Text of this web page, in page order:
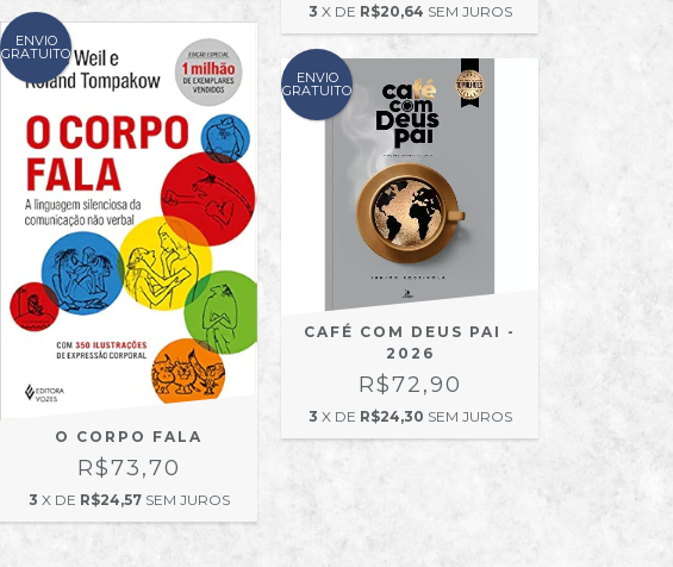
3 X DE R$20,64 SEM JUROS
ENVIO
GRATUITO
O CORPO FALA
R$73,70
3 X DE R$24,57 SEM JUROS
ENVIO
GRATUITO
CAFÉ COM DEUS PAI -
2026
R$72,90
3 X DE R$24,30 SEM JUROS